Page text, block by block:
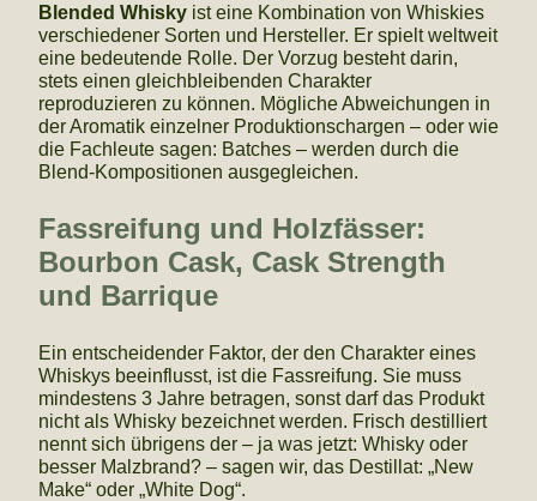
Blended Whiskyist eine Kombination von Whiskies
verschiedener Sorten und Hersteller. Er spielt weltweit
eine bedeutende Rolle. Der Vorzug besteht darin,
stets einen gleichbleibenden Charakter
reproduzieren zu können. Mögliche Abweichungen in
der Aromatik einzelner Produktionschargen – oder wie
die Fachleute sagen: Batches – werden durch die
Blend-Kompositionen ausgegleichen.
Fassreifung und Holzfässer:
Bourbon Cask, Cask Strength
und Barrique
Ein entscheidender Faktor, der den Charakter eines
Whiskys beeinflusst, ist die Fassreifung. Sie muss
mindestens 3 Jahre betragen, sonst darf das Produkt
nicht als Whisky bezeichnet werden. Frisch destilliert
nennt sich übrigens der – ja was jetzt: Whisky oder
besser Malzbrand? – sagen wir, das Destillat: „New
Make“ oder „White Dog“.